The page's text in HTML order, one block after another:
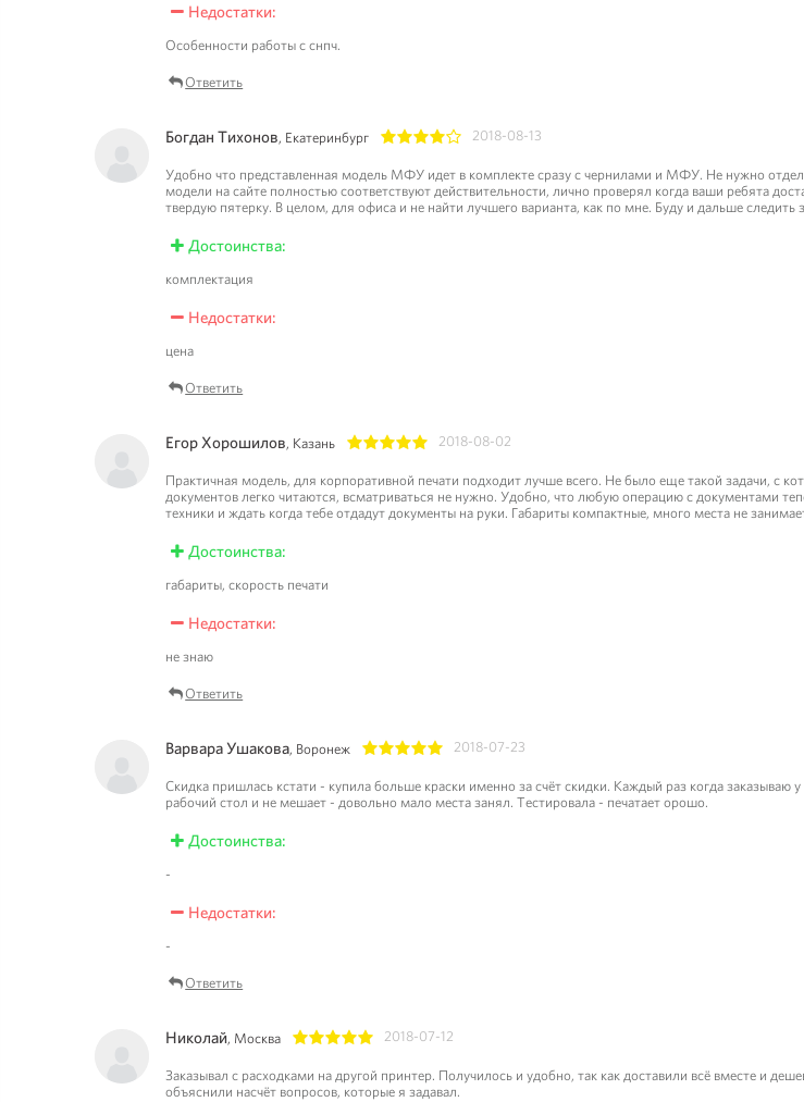
Недостатки:
Особенности работы с снпч.
Ответить
Богдан Тихонов, Екатеринбург 2018-08-13
Удобно что представленная модель МФУ идет в комплекте сразу с чернилами и МФУ. Не нужно
модели на сайте полностью соответствуют действительности, лично проверял когда ваши ребята
твердую пятерку. В целом, для офиса и не найти лучшего варианта, как по мне. Буду и дальше
Достоинства:
комплектация
Недостатки:
цена
Ответить
Егор Хорошилов, Казань 2018-08-02
Практичная модель, для корпоративной печати подходит лучше всего. Не было еще такой задачи, с
документов легко читаются, всматриваться не нужно. Удобно, что любую операцию с документами
техники и ждать когда тебе отдадут документы на руки. Габариты компактные, много места не
Достоинства:
габариты, скорость печати
Недостатки:
не знаю
Ответить
Варвара Ушакова, Воронеж 2018-07-23
Скидка пришлась кстати - купила больше краски именно за счёт скидки. Каждый раз когда
рабочий стол и не мешает - довольно мало места занял. Тестировала - печатает орошо.
Достоинства:
-
Недостатки:
-
Ответить
Николай, Москва 2018-07-12
Заказывал с расходками на другой принтер. Получилось и удобно, так как доставили всё вместе и
объяснили насчёт вопросов, которые я задавал.